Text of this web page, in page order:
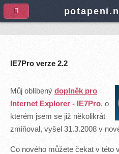
A
IE7Pro verze 2.2
Můj oblíbený doplněk pro
Internet Explorer - IE7Pro, o
kterém jsem se již několikrát
zmiňoval, vyšel 31.3.2008 v
Co nového můžete čekat v této